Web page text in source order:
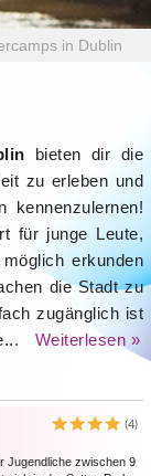
in Dublin
bieten dir die
zu erleben und
kennenzulernen!
für junge Leute,
erkunden
die Stadt zu
zugänglich ist
Weiterlesen »
(4)
Jugendliche zwischen 9